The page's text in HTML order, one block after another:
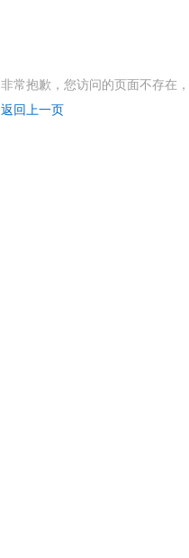
非常抱歉，您访问的页面不存在
返回上一页